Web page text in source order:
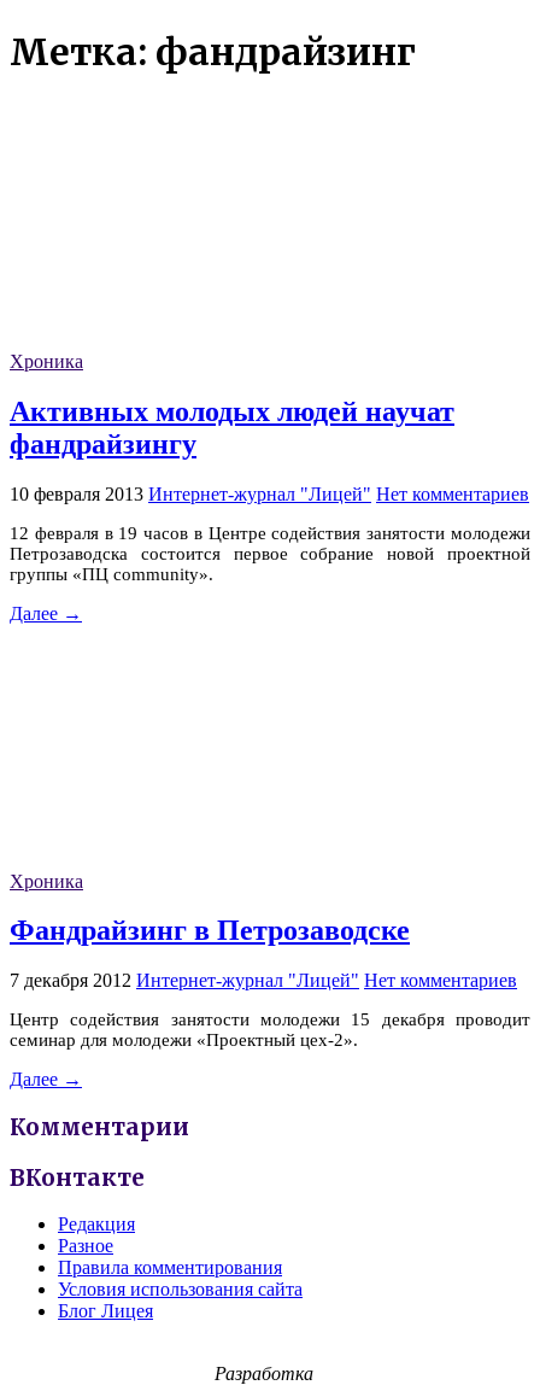
Метка: фандрайзинг
Хроника
Активных молодых людей научат
фандрайзингу
10 февраля 2013 Интернет-журнал "Лицей" Нет комментариев
12 февраля в 19 часов в Центре содействия занятости молодежи
Петрозаводска состоится первое собрание новой проектной
группы «ПЦ community».
Далее →
Хроника
Фандрайзинг в Петрозаводске
7 декабря 2012 Интернет-журнал "Лицей" Нет комментариев
Центр содействия занятости молодежи 15 декабря проводит
семинар для молодежи «Проектный цех-2».
Далее →
Комментарии
ВКонтакте
Редакция
Разное
Правила комментирования
Условия использования сайта
Блог Лицея
Разработка